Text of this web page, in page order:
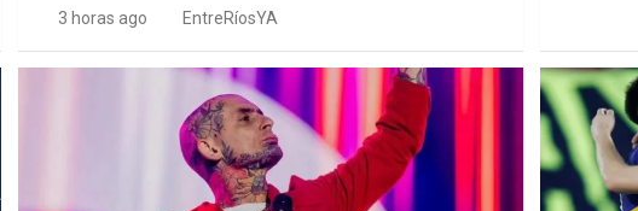
3 horas ago EntreRíosYA